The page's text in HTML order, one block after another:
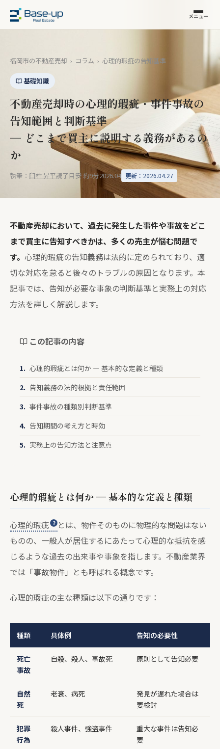
メニュー
福岡市の不動産売却 › コラム › 心理的瑕疵の告知基準
基礎知識
不動産売却時の心理的瑕疵・事件事故の
告知範囲と判断基準
— どこまで買主に説明する義務があるの
か
執筆： 臼杵 昇平読了目安 約9分2026.04 更新：2026.04.27
不動産売却において、過去に発生した事件や事故をどこ
まで買主に告知すべきかは、多くの売主が悩む問題で
す。 心理的瑕疵の告知義務は法的に定められており、適
切な対応を怠ると後々のトラブルの原因となります。本
記事では、告知が必要な事象の判断基準と実務上の対応
方法を詳しく解説します。
この記事の内容
心理的瑕疵とは何か — 基本的な定義と種類
告知義務の法的根拠と責任範囲
事件事故の種類別判断基準
告知期間の考え方と時効
実務上の告知方法と注意点
心理的瑕疵とは何か — 基本的な定義と種類
心理的瑕疵
とは、物件そのものに物理的な問題はない
ものの、一般人が居住するにあたって心理的な抵抗を感
じるような過去の出来事や事象を指します。不動産業界
では「事故物件」とも呼ばれる概念です。
心理的瑕疵の主な種類は以下の通りです：
種類 具体例 告知の必要性
死亡
事故
自殺、殺人、事故死 原則として告知必要
自然
死
老衰、病死
発見が遅れた場合は
要検討
犯罪
行為
殺人事件、強盗事件
重大な事件は告知必
要